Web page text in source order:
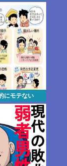
にモテない